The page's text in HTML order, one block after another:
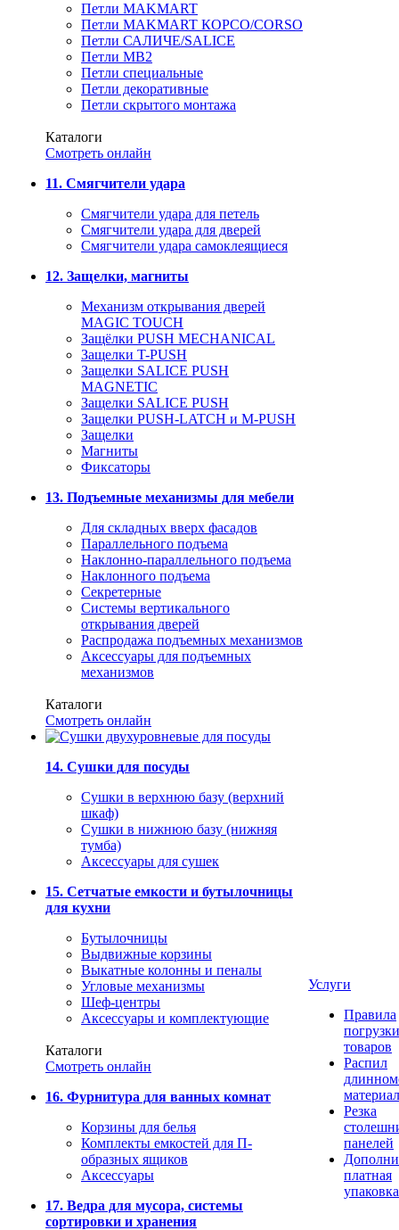
Петли MAKMART
Петли MAKMART КОРСО/CORSO
Петли САЛИЧЕ/SALICE
Петли MB2
Петли специальные
Петли декоративные
Петли скрытого монтажа
Каталоги
Смотреть онлайн
11. Смягчители удара
Смягчители удара для петель
Смягчители удара для дверей
Cмягчители удара самоклеящиеся
12. Защелки, магниты
Механизм открывания дверей
MAGIC TOUCH
Защёлки PUSH MECHANICAL
Защелки T-PUSH
Защелки SALICE PUSH
MAGNETIC
Защелки SALICE PUSH
Защелки PUSH-LATCH и M-PUSH
Защелки
Магниты
Фиксаторы
13. Подъемные механизмы для мебели
Для складных вверх фасадов
Параллельного подъема
Наклонно-параллельного подъема
Наклонного подъема
Секретерные
Системы вертикального
открывания дверей
Распродажа подъемных механизмов
Аксессуары для подъемных
механизмов
Каталоги
Смотреть онлайн
14. Сушки для посуды
Сушки в верхнюю базу (верхний
шкаф)
Сушки в нижнюю базу (нижняя
тумба)
Аксессуары для сушек
15. Сетчатые емкости и бутылочницы
для кухни
Бутылочницы
Выдвижные корзины
Выкатные колонны и пеналы
Угловые механизмы
Шеф-центры
Аксессуары и комплектующие
Каталоги
Смотреть онлайн
16. Фурнитура для ванных комнат
Корзины для белья
Комплекты емкостей для П-
образных ящиков
Аксессуары
17. Ведра для мусора, системы
сортировки и хранения
Услуги
Правила
погрузки
товаров
Распил
Резка
панелей
платная
упаковка